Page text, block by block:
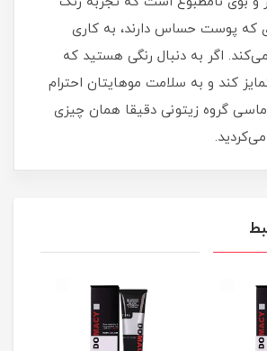
که پوست حساس دارند، به کاری
اگر به دنبال رنگی هستید که
کند و به سلامت موهایتان احترام
گروه زیتونی دقیقا همان چیزی